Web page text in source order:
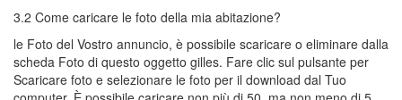
3.2 Come caricare le foto della mia abitazione?
le Foto del Vostro annuncio, è possibile scaricare o eliminare dalla
scheda Foto di questo oggetto gilles. Fare clic sul pulsante per
Scaricare foto e selezionare le foto per il download dal Tuo